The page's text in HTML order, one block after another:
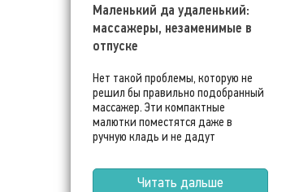
Маленький да удаленький:
массажеры, незаменимые в
отпуске
Нет такой проблемы, которую не
решил бы правильно подобранный
массажер. Эти компактные
малютки поместятся даже в
ручную кладь и не дадут
Читать дальше